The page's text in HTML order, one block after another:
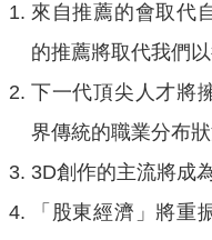
來自推薦的會取代
的推薦將取代我們
下一代頂尖人才將
界傳統的職業分布狀
3D創作的主流將成
「股東經濟」將重